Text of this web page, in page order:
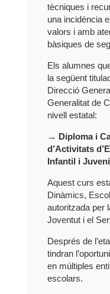
tècniques i
una incidència
valors i amb
bàsiques de
Els alumnes
la següent
Direcció
Generalitat de
nivell estatal:
→ Diploma i
d’Activitats
Infantil i
Aquest curs
Dinàmics,
autoritzada per
Joventut i el
Després de
tindran
en múltiples
escolars.